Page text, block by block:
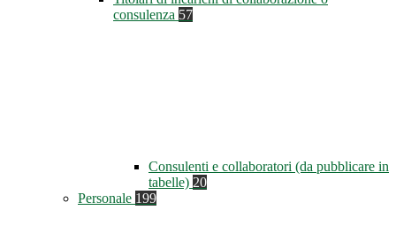
consulenza 57
Consulenti e collaboratori (da pubblicare in
tabelle) 20
Personale 199